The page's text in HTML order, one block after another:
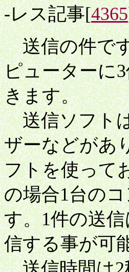
-レス記事[4365
送信の件です
ピューターに
きます。
送信ソフトは
ザーなどがあ
フトを使って
の場合1台の
す。1件の送
信する事が可